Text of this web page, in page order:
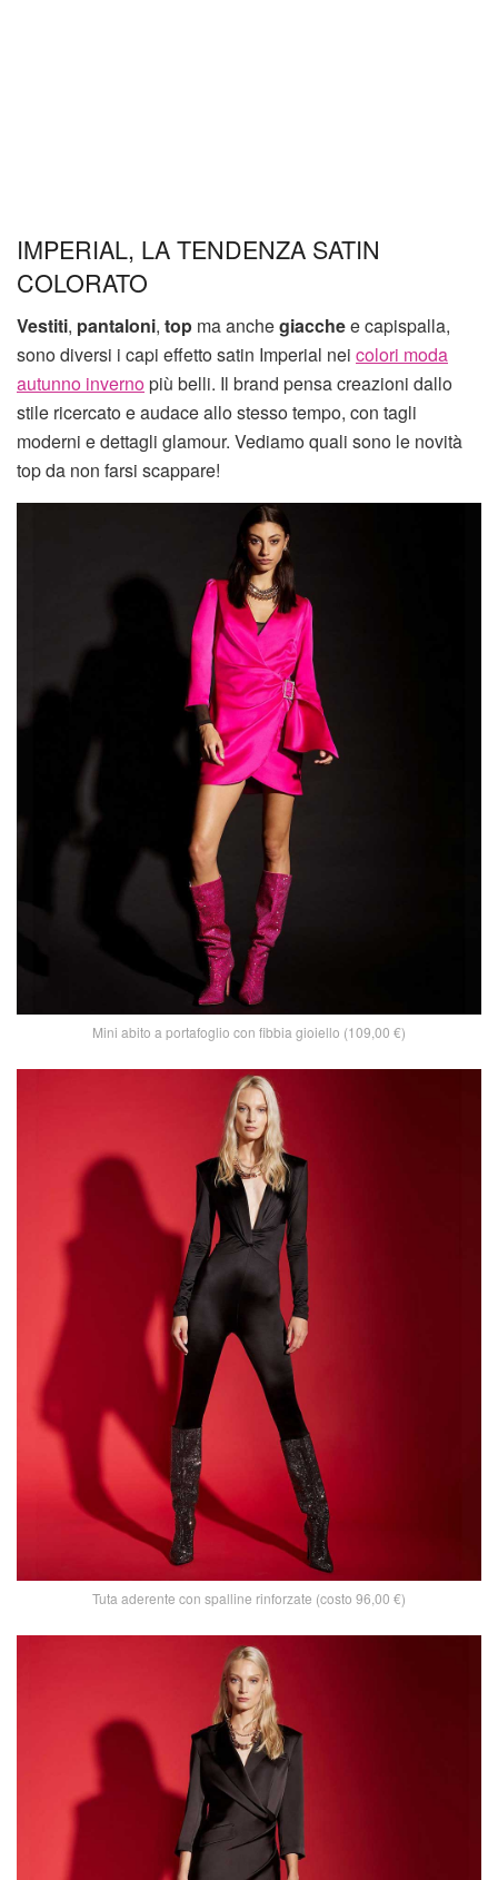
IMPERIAL, LA TENDENZA SATIN
COLORATO
Vestiti, pantaloni, top ma anchegiacchee capispalla,
sono diversi i capi effetto satin Imperial nei colori moda
autunno invernopiù belli. Il brand pensa creazioni dallo
stile ricercato e audace allo stesso tempo, con tagli
moderni e dettagli glamour. Vediamo quali sono le novità
top da non farsi scappare!
Mini abito a portafoglio con fibbia gioiello (109,00 €)
Tuta aderente con spalline rinforzate (costo 96,00 €)